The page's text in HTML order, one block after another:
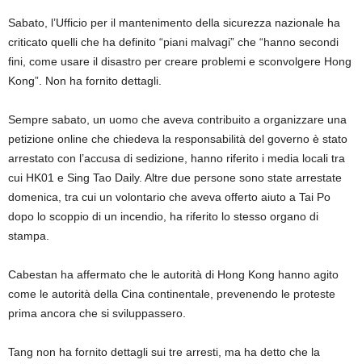
Sabato, l’Ufficio per il mantenimento della sicurezza nazionale ha
criticato quelli che ha definito “piani malvagi” che “hanno secondi
fini, come usare il disastro per creare problemi e sconvolgere Hong
Kong”. Non ha fornito dettagli.
Sempre sabato, un uomo che aveva contribuito a organizzare una
petizione online che chiedeva la responsabilità del governo è stato
arrestato con l’accusa di sedizione, hanno riferito i media locali tra
cui HK01 e Sing Tao Daily. Altre due persone sono state arrestate
domenica, tra cui un volontario che aveva offerto aiuto a Tai Po
dopo lo scoppio di un incendio, ha riferito lo stesso organo di
stampa.
Cabestan ha affermato che le autorità di Hong Kong hanno agito
come le autorità della Cina continentale, prevenendo le proteste
prima ancora che si sviluppassero.
Tang non ha fornito dettagli sui tre arresti, ma ha detto che la